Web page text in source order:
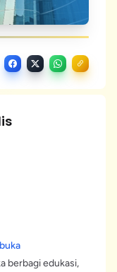
berbagi edukasi,